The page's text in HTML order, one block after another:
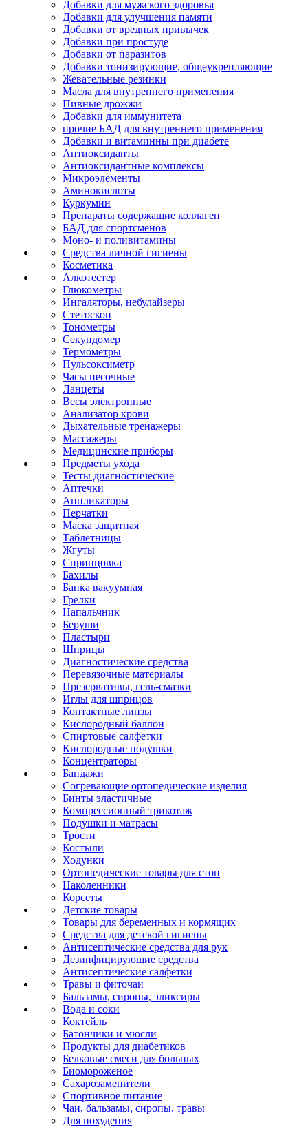
Добавки для мужского здоровья
Добавки для улучшения памяти
Добавки от вредных привычек
Добавки при простуде
Добавки от паразитов
Добавки тонизирующие, общеукрепляющие
Жевательные резинки
Масла для внутреннего применения
Пивные дрожжи
Добавки для иммунитета
прочие БАД для внутреннего применения
Добавки и витаминны при диабете
Антиоксиданты
Антиоксидантные комплексы
Микроэлементы
Аминокислоты
Куркумин
Препараты содержащие коллаген
БАД для спортсменов
Моно- и поливитамины
Средства личной гигиены
Косметика
Алкотестер
Глюкометры
Ингаляторы, небулайзеры
Стетоскоп
Тонометры
Секундомер
Термометры
Пульсоксиметр
Часы песочные
Ланцеты
Весы электронные
Анализатор крови
Дыхательные тренажеры
Массажеры
Медицинские приборы
Предметы ухода
Тесты диагностические
Аптечки
Аппликаторы
Перчатки
Маска защитная
Таблетницы
Жгуты
Спринцовка
Бахилы
Банка вакуумная
Грелки
Напальчник
Беруши
Пластыри
Шприцы
Диагностические средства
Перевязочные материалы
Презервативы, гель-смазки
Иглы для шприцов
Контактные линзы
Кислородный баллон
Спиртовые салфетки
Кислородные подушки
Концентраторы
Бандажи
Согревающие ортопедические изделия
Бинты эластичные
Компрессионный трикотаж
Подушки и матрасы
Трости
Костыли
Ходунки
Ортопедические товары для стоп
Наколенники
Корсеты
Детские товары
Товары для беременных и кормящих
Средства для детской гигиены
Антисептические средства для рук
Дезинфицирующие средства
Антисептические салфетки
Травы и фиточаи
Бальзамы, сиропы, эликсиры
Вода и соки
Коктейль
Батончики и мюсли
Продукты для диабетиков
Белковые смеси для больных
Биомороженое
Сахарозаменители
Спортивное питание
Чаи, бальзамы, сиропы, травы
Для похудения